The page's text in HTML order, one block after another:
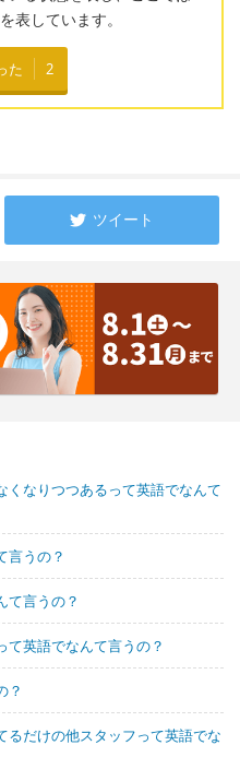
表しています。
た 2
ツイート
くなりつつあるって英語でなんて
言うの？
て言うの？
て英語でなんて言うの？
？
るだけの他スタッフって英語でな